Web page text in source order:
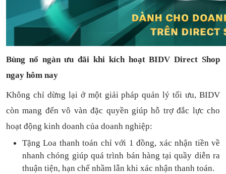
Bùng nổ ngàn ưu đãi khi kích hoạt BIDV Direct Shop
ngay hôm nay
Không chỉ dừng lại ở một giải pháp quản lý tối ưu, BIDV
còn mang đến vô vàn đặc quyền giúp hỗ trợ đắc lực cho
hoạt động kinh doanh của doanh nghiệp:
Tặng Loa thanh toán chỉ với 1đồng, xác nhận tiền về
nhanh chóng giúp quá trình bán hàng tại quầy diễn ra
thuận tiện, hạn chế nhầm lẫn khi xác nhận thanh toán.